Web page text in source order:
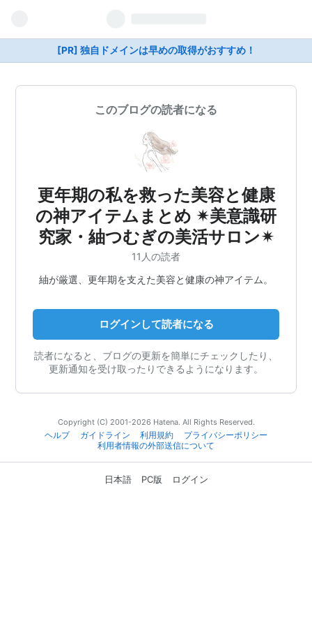
[PR] 独自ドメインは早めの取得がおすすめ！
このブログの読者になる
更年期の私を救った美容と健康
の神アイテムまとめ ✴︎美意識研
究家・紬つむぎの美活サロン✴︎
11人の読者
紬が厳選、更年期を支えた美容と健康の神アイテム。
ログインして読者になる
読者になると、ブログの更新を簡単にチェックしたり、
更新通知を受け取ったりできるようになります。
Copyright (C) 2001-2026 Hatena. All Rights Reserved.
ヘルプ
ガイドライン 利用規約
プライバシーポリシー
利用者情報の外部送信について
日本語 PC版 ログイン